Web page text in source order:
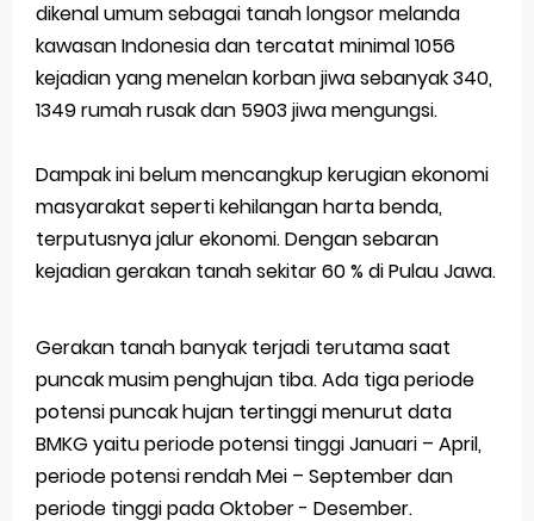
50 Latihan Prediksi Soal TKA Sosiologi 2025 + Kunci
Prediksi Soal TKA Geografi Topik Konsep Geografi + Kunci
STOP Belajar Geografi Pakai Cara Lama! 😤 TKA 2025 Beda Level. Kuasai 150 Bank Soal HOTS Sekarang!
Ebook Prediksi 150 Soal TKA Geografi 2025 + Kunci Jawaban
3 Jurus Sakti Menaklukkan Soal TKA Geografi [Wajib Baca]
Menjadi Pengajar Jaman Sekarang Makin Berat
Thursday, 6 August
dikenal umum sebagai tanah longsor melanda
kawasan Indonesia dan tercatat minimal 1056
kejadian yang menelan korban jiwa sebanyak 340,
1349 rumah rusak dan 5903 jiwa mengungsi.
Dampak ini belum mencangkup kerugian ekonomi
masyarakat seperti kehilangan harta benda,
terputusnya jalur ekonomi. Dengan sebaran
kejadian gerakan tanah sekitar 60 % di Pulau Jawa.
Gerakan tanah banyak terjadi terutama saat
puncak musim penghujan tiba. Ada tiga periode
potensi puncak hujan tertinggi menurut data
BMKG yaitu periode potensi tinggi Januari – April,
periode potensi rendah Mei – September dan
periode tinggi pada Oktober - Desember.